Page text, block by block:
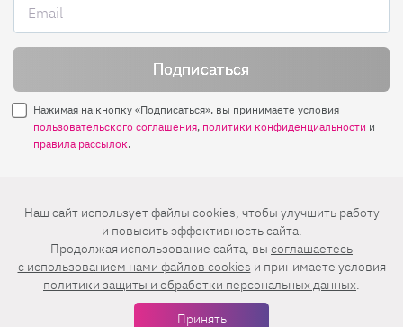
Нажимая на кнопку «Подписаться», вы принимаете условия
пользовательского соглашения, политики конфиденциальности и
правила рассылок.
Нашли ошибку? Выделите ее и нажмите
© 2026 АО «БКМ», ОГРН 1027739494584, ИНН 7705056238
127018, Москва, ул. Полковая, д. 3, стр. 4, помещение I, комн. 23
16+
Дизайн сайта —Студия Евгения и Ольги Апрель
Иконки в меню —
Наш сайт использует файлы cookies, чтобы улучшить работу
и повысить эффективность сайта.
Продолжая использование сайта, вы соглашаетесь
c использованием нами файлов cookies и принимаете условия
политики защиты и обработки персональных данных.
Принять